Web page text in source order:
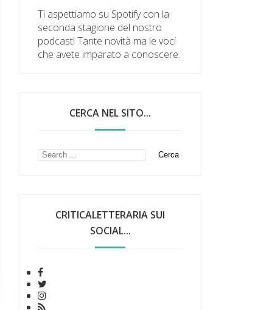
Ti aspettiamo su Spotify con la
seconda stagione del nostro
podcast! Tante novità ma le voci
che avete imparato a conoscere.
CERCA NEL SITO...
CRITICALETTERARIA SUI
SOCIAL...